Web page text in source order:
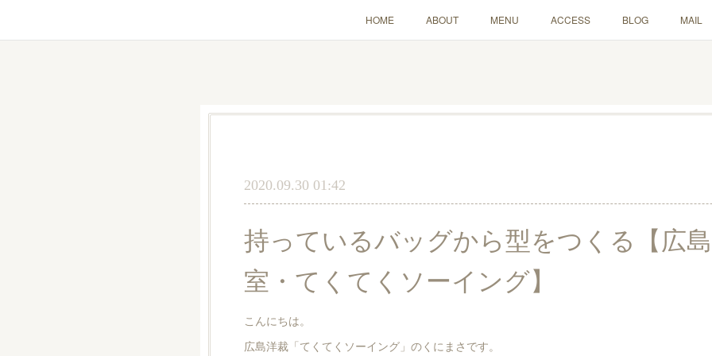
HOME ABOUT MENU ACCESS BLOG MAIL
2020.09.30 01:42
持っているバッグから型をつくる【広
室・てくてくソーイング】
こんにちは。
広島洋裁「てくてくソーイング」のくにまさです。